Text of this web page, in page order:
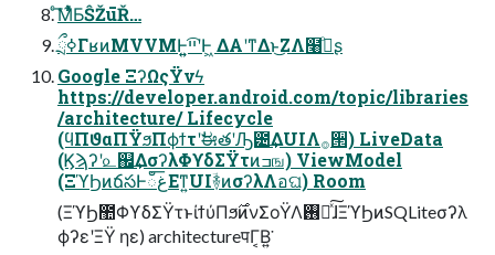
ͨ͘͞Μ͋ͬͯƂŜŽūŘ…
ྲྀߦΓʁͷMVVMͰ͍͍ײ͡ʹͰ͖ ΔΑ͏ʹͳΔͱ͜ΖΛ໨ࢦͦ͏ʂ
Google ΞʔΩςΫνϟ
https://developer.android.com/topic/libraries
/architecture/ Lifecycle
(ϥΠϑαΠΫϧΠϕϯτʹࣗಈతʹԠ౴͢ΔUIΛ࡞੒) LiveData
(Ϗϡʔʹ௨஌͢ΔσʔλΦϒδΣΫτͷߏங) ViewModel
(ΞϓϦͷճసͰഁغ͞Εͳ͍UIؔ࿈ͷσʔλΛอଘ) Room
(ΞϓϦ಺ΦϒδΣΫτͱίϯύΠϧ࣌ͷνΣοΫΛ࢖༻ͯ͠ɺΞϓϦͷSQLiteσʔλ
ϕʔεʹΞΫ ηε) architectureपΓ͔Β͍͘